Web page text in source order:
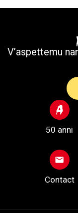
V’aspettemu
50 anni
Contact